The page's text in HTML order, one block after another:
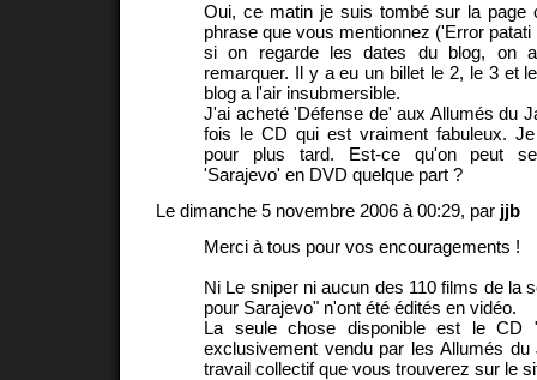
Oui, ce matin je suis tombé sur la page
phrase que vous mentionnez ('Error patati
si on regarde les dates du blog, on
remarquer. Il y a eu un billet le 2, le 3 et
blog a l'air insubmersible.
J'ai acheté 'Défense de' aux Allumés du
fois le CD qui est vraiment fabuleux.
pour plus tard. Est-ce qu'on peut
'Sarajevo' en DVD quelque part ?
Le dimanche 5 novembre 2006 à 00:29, par jjb
Merci à tous pour vos encouragements !
Ni Le sniper ni aucun des 110 films de la
pour Sarajevo" n'ont été édités en vidéo.
La seule chose disponible est le CD
exclusivement vendu par les Allumés du
travail collectif que vous trouverez sur le